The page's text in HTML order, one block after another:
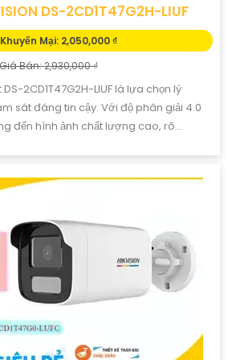
DS-2CD1T47G2H-LIUF
Mại: 2,050,000 ₫
Bán: 2,930,000 ₫
2CD1T47G2H-LIUF là lựa chọn lý
sát đáng tin cậy. Với độ phân giải 4.0
đến hình ảnh chất lượng cao, rõ...